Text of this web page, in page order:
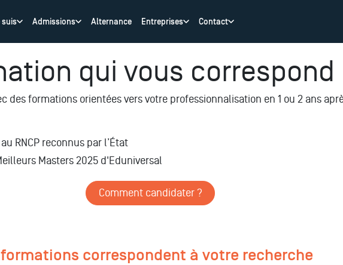
qui vous correspond
des formations orientées vers votre professionnalisation en 1 ou 2 ans
RNCP reconnus par l’État
Masters 2025 d'Eduniversal
Comment candidater ?
correspondent à votre recherche
suis Admissions Alternance Entreprises Contact